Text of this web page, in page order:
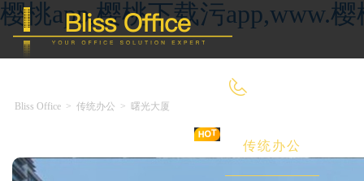
樱桃app,樱桃下载污app,www.
传统办公
Bliss Office > 传统办公 > 曙光大厦